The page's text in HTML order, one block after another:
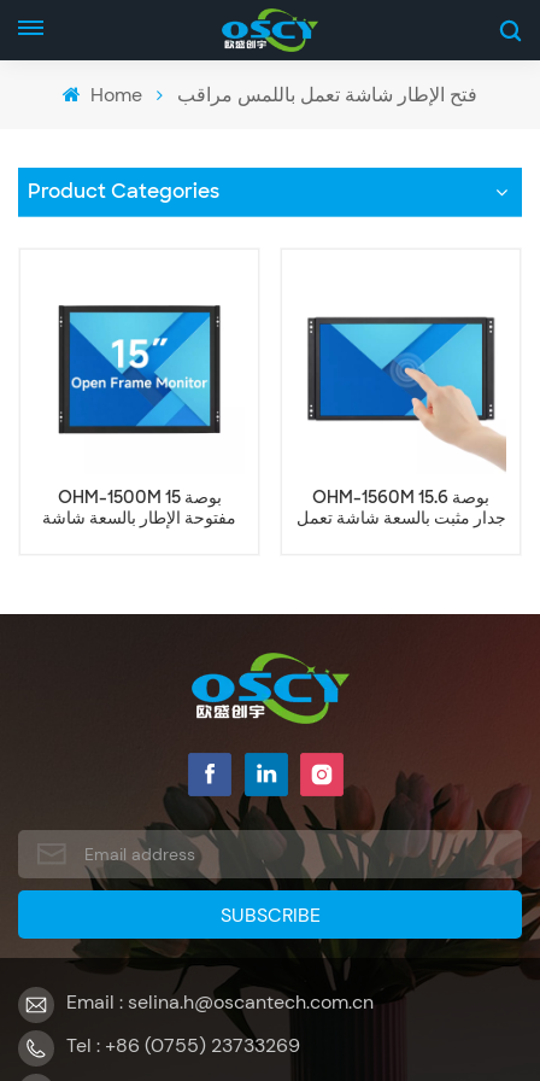
Home فتح الإطار شاشة تعمل باللمس مراقب
Product Categories
OHM-1500M 15 بوصة
مفتوحة الإطار بالسعة شاشة
OHM-1560M 15.6 بوصة
جدار مثبت بالسعة شاشة تعمل
Email : selina.h@oscantech.com.cn
Tel : +86 (0755) 23733269